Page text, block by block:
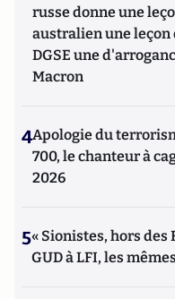
russe donne une
australien une leçon
DGSE une
Macron
4Apologie du
700, le chanteur à
2026
5« Sionistes, hors des
GUD à LFI, les